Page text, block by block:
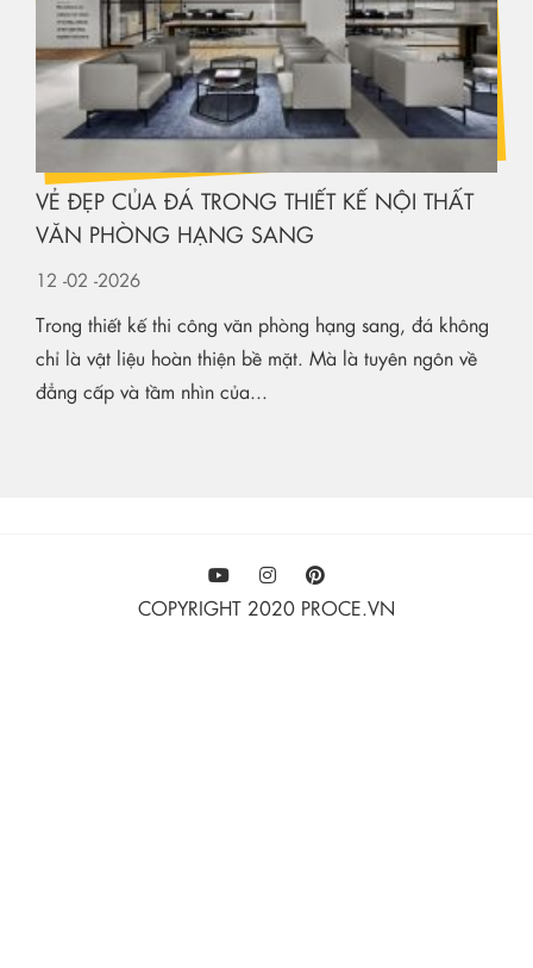
VẺ ĐẸP CỦA ĐÁ TRONG THIẾT KẾ NỘI THẤT
VĂN PHÒNG HẠNG SANG
12 -02 -2026
Trong thiết kế thi công văn phòng hạng sang, đá không
chỉ là vật liệu hoàn thiện bề mặt. Mà là tuyên ngôn về
đẳng cấp và tầm nhìn của...
COPYRIGHT 2020 PROCE.VN